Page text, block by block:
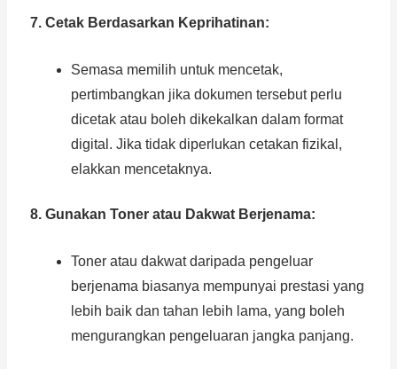
7. Cetak Berdasarkan Keprihatinan:
Semasa memilih untuk mencetak,
pertimbangkan jika dokumen tersebut perlu
dicetak atau boleh dikekalkan dalam format
digital. Jika tidak diperlukan cetakan fizikal,
elakkan mencetaknya.
8. Gunakan Toner atau Dakwat Berjenama:
Toner atau dakwat daripada pengeluar
berjenama biasanya mempunyai prestasi yang
lebih baik dan tahan lebih lama, yang boleh
mengurangkan pengeluaran jangka panjang.